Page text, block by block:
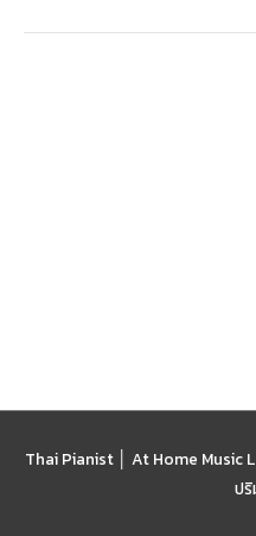
Thai Pianist │ At Home Music
ป